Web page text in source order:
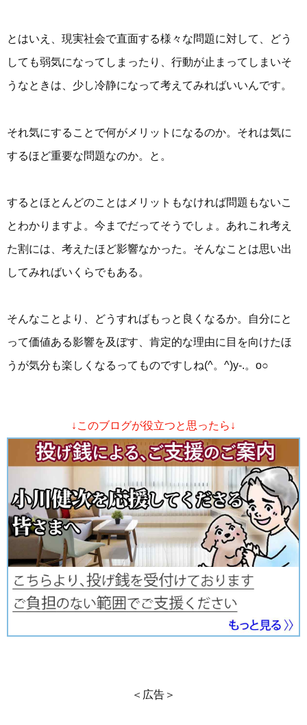
とはいえ、現実社会で直面する様々な問題に対して、どう
しても弱気になってしまったり、行動が止まってしまいそ
うなときは、少し冷静になって考えてみればいいんです。
それ気にすることで何がメリットになるのか。それは気に
するほど重要な問題なのか。と。
するとほとんどのことはメリットもなければ問題もないこ
とわかりますよ。今までだってそうでしょ。あれこれ考え
た割には、考えたほど影響なかった。そんなことは思い出
してみればいくらでもある。
そんなことより、どうすればもっと良くなるか。自分にと
って価値ある影響を及ぼす、肯定的な理由に目を向けたほ
うが気分も楽しくなるってものですしね(^。^)y-.。o○
↓このブログが役立つと思ったら↓
＜広告＞